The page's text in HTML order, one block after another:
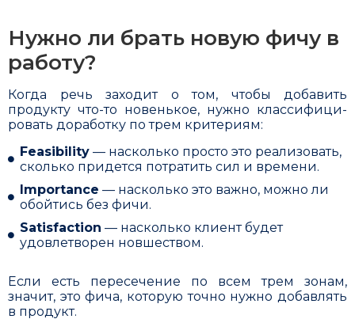
Нужно ли брать новую фичу в
работу?
Когда речь заходит о том, чтобы добавить
продукту что-то новенькое, нужно классифици­
ровать доработку по трем критериям:
Feasibility — насколько просто это реализовать,
сколько придется потратить сил и времени.
Importance — насколько это важно, можно ли
обойтись без фичи.
Satisfaction — насколько клиент будет
удовлетворен новшеством.
Если есть пересечение по всем трем зонам,
значит, это фича, которую точно нужно добавлять
в продукт.